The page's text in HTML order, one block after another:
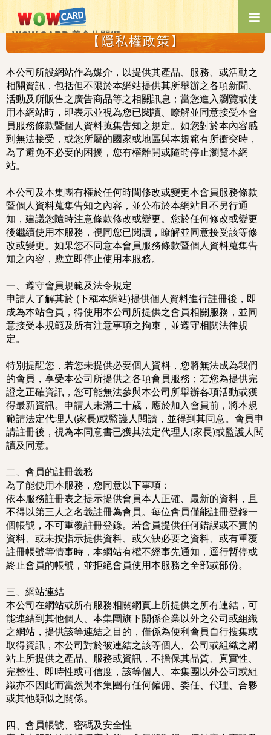
WOW CARD 美食休閒網
首頁 【隱私權政策】
【隱私權政策】
本公司所設網站作為媒介，以提供其產品、服務、或活動之
相關資訊，包括但不限於本網站提供其所舉辦之各項新聞、
活動及所販售之廣告商品等之相關訊息；當您進入瀏覽或使
用本網站時，即表示並視為您已閱讀、瞭解並同意接受本會
員服務條款暨個人資料蒐集告知之規定。如您對於本內容感
到無法接受，或您所屬的國家或地區與本規範有所衝突時，
為了避免不必要的困擾，您有權離開或隨時停止瀏覽本網
站。
本公司及本集團有權於任何時間修改或變更本會員服務條款
暨個人資料蒐集告知之內容，並公布於本網站且不另行通
知，建議您隨時注意條款修改或變更。您於任何修改或變更
後繼續使用本服務，視同您已閱讀，瞭解並同意接受該等修
改或變更。如果您不同意本會員服務條款暨個人資料蒐集告
知之內容，應立即停止使用本服務。
一、遵守會員規範及法令規定
申請人了解其於 (下稱本網站)提供個人資料進行註冊後，即
成為本站會員，得使用本公司所提供之會員相關服務，並同
意接受本規範及所有注意事項之拘束，並遵守相關法律規
定。
特別提醒您，若您未提供必要個人資料，您將無法成為我們
的會員，享受本公司所提供之各項會員服務；若您為提供完
證之正確資訊，您可能無法參與本公司所舉辦各項活動或獲
得最新資訊。申請人未滿二十歲，應於加入會員前，將本規
範請法定代理人(家長)或監護人閱讀，並得到其同意。會員申
請註冊後，視為本同意書已獲其法定代理人(家長)或監護人閱
讀及同意。
二、會員的註冊義務
為了能使用本服務，您同意以下事項：
依本服務註冊表之提示提供會員本人正確、最新的資料，且
不得以第三人之名義註冊為會員。每位會員僅能註冊登錄一
個帳號，不可重覆註冊登錄。若會員提供任何錯誤或不實的
資料、或未按指示提供資料、或欠缺必要之資料、或有重覆
註冊帳號等情事時，本網站有權不經事先通知，逕行暫停或
終止會員的帳號，並拒絕會員使用本服務之全部或部份。
三、網站連結
本公司在網站或所有服務相關網頁上所提供之所有連結，可
能連結到其他個人、本集團旗下關係企業以外之公司或組織
之網站，提供該等連結之目的，僅係為便利會員自行搜集或
取得資訊，本公司對於被連結之該等個人、公司或組織之網
站上所提供之產品、服務或資訊，不擔保其品質、真實性、
完整性、即時性或可信度，該等個人、本集團以外公司或組
織亦不因此而當然與本集團有任何僱佣、委任、代理、合夥
或其他類似之關係。
四、會員帳號、密碼及安全性